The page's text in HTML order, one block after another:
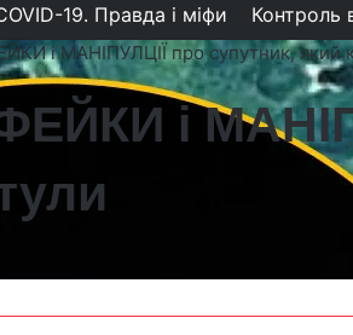
19. Правда і міфи Контроль
і МАНІПУЛЦІЇ про супутник, який
і